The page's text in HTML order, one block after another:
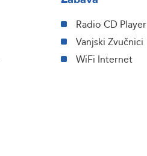
Radio CD Player
Vanjski Zvučnici
WiFi Internet